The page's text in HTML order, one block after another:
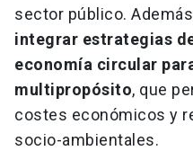
sector público.
integrar estrategias
economía circular
multipropósito, que
costes económicos y
socio-ambientales.